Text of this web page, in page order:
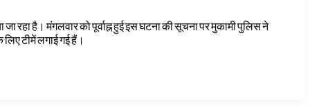
है। मंगलवार को पूर्वाह्न हुई इस घटना की सूचना पर मुकामी पुलिस ने
टीमें लगाई गई हैं।